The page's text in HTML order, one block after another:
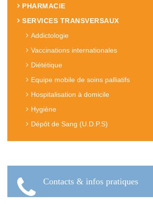
PHARMACIE
SERVICES TRANSVERSAUX
Addictologie
Vaccinations internationales
Diététique
Equipe mobile de soins palliatifs
Hospitalisation à domicile
Hygiène
Dépôt de Sang (U.D.P.S)
Contacts & infos pratiques